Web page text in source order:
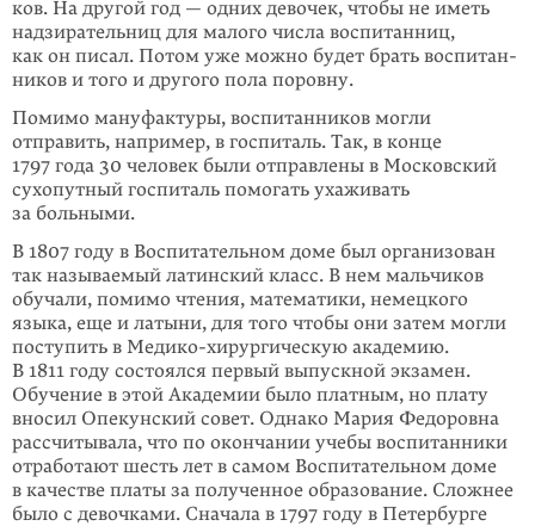
ков. На дру­гой год — одних девочек, чтобы не иметь
надзирательниц для малого числа воспи­танниц,
как он пи­сал. Потом уже можно будет брать воспи­тан­
ников и того и другого пола поровну.
Помимо мануфактуры, воспи­танников могли
отправить, например, в госпи­таль. Так, в конце
1797 года 30 человек были отправ­лены в Московский
сухо­путный госпиталь помогать ухаживать
за больными.
В 1807 году в Воспитательном доме был орга­низован
так назы­ваемый латин­ский класс. В нем мальчиков
обучали, помимо чтения, математики, немецкого
языка, еще и латыни, для того чтобы они затем могли
посту­пить в Медико-хирургическую акаде­мию.
В 1811 году состоялся первый выпуск­ной экзамен.
Обучение в этой Академии было плат­ным, но плату
вносил Опекунский совет. Однако Мария Федоровна
рассчиты­вала, что по окончании учебы воспитан­ники
отработают шесть лет в самом Воспитатель­ном доме
в каче­стве платы за полученное образование. Сложнее
было с девочками. Сначала в 1797 году в Петербурге